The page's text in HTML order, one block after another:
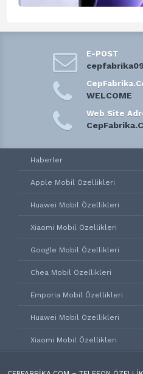
E-POST
WELCOME
Web Site
Haberler
Apple Mobil Özellikleri
Huawei Mobil Özellikleri
Xiaomi Mobil Özellikleri
Google Mobil Özellikleri
Chea Mobil Özellikleri
Emporia Mobil Özellikleri
Huawei Mobil Özellikleri
Xiaomi Mobil Özellikleri